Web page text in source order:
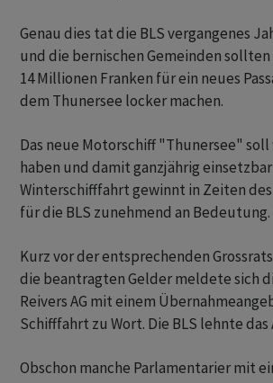
Genau dies tat die BLS vergangenes
und die bernischen Gemeinden
14 Millionen Franken für ein neues
dem Thunersee locker machen.
Das neue Motorschiff "Thunersee"
haben und damit ganzjährig einsetzbar
Winterschifffahrt gewinnt in Zeiten
für die BLS zunehmend an Bedeutung.
Kurz vor der entsprechenden
die beantragten Gelder meldete sich
Reivers AG mit einem
Schifffahrt zu Wort. Die BLS lehnte das
Obschon manche Parlamentarier mit